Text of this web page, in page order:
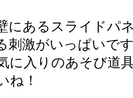
にあるスライドパ
刺激がいっぱいで
に入りのあそび道
ね！